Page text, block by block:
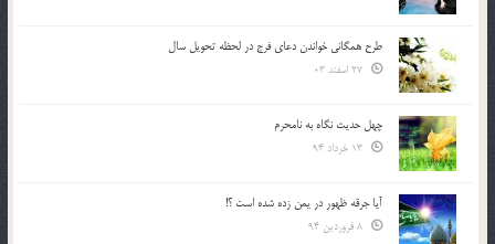
طرح همگانی خواندن دعای فرج در لحظه تحویل سال
چهل حدیث نگاه به نامحرم
آیا جرقه ظهور در یمن زده شده است ؟!